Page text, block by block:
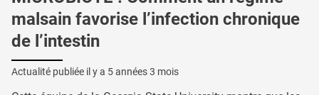
malsain favorise l’infection chronique
de l’intestin
Actualité publiée il y a 5 années 3 mois